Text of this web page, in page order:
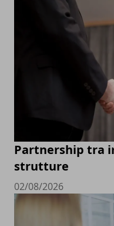
Partnership tra
strutture
02/08/2026